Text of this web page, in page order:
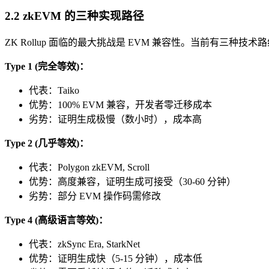
2.2 zkEVM 的三种实现路径
ZK Rollup 面临的最大挑战是 EVM 兼容性。当前有三种技术
Type 1 (完全等效)：
代表：Taiko
优势：100% EVM 兼容，开发者零迁移成本
劣势：证明生成极慢（数小时），成本高
Type 2 (几乎等效)：
代表：Polygon zkEVM, Scroll
优势：高度兼容，证明生成可接受（30-60 分钟）
劣势：部分 EVM 操作码需修改
Type 4 (高级语言等效)：
代表：zkSync Era, StarkNet
优势：证明生成快（5-15 分钟），成本低